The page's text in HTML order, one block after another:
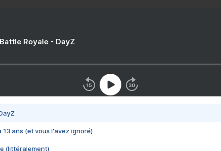
Royale - DayZ
13 ans (et vous l'avez ignoré)
(littéralement)